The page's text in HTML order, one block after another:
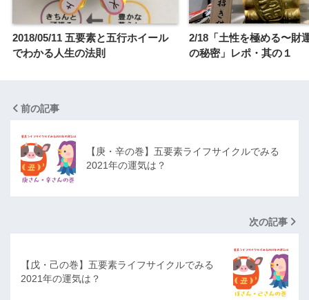
2018/05/11 五要素と五行ホイール
でわかる人生の法則
2/18「土性を極める〜財
の秘密」レポ・其の１
前の記事
【庚・辛の巻】五要素ライフサイクルでみる
2021年の運気は？
次の記事
【戊・己の巻】五要素ライフサイクルでみる
2021年の運気は？